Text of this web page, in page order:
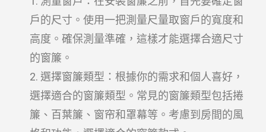
戶的尺寸。使用一把測量尺量取窗戶的寬度和
高度。確保測量準確，這樣才能選擇合適尺寸
的窗簾。
選擇窗簾類型：根據你的需求和個人喜好，
選擇適合的窗簾類型。常見的窗簾類型包括捲
簾、百葉簾、窗帘和罩幕等。考慮到房間的風